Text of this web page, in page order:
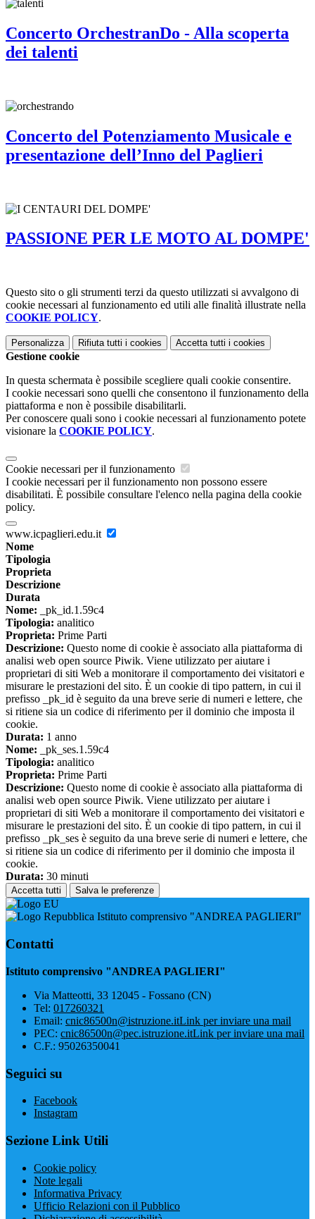
Concerto OrchestranDo - Alla scoperta
dei talenti
Concerto del Potenziamento Musicale e
presentazione dell’Inno del Paglieri
PASSIONE PER LE MOTO AL DOMPE'
Questo sito o gli strumenti terzi da questo utilizzati si avvalgono di
cookie necessari al funzionamento ed utili alle finalità illustrate nella
COOKIE POLICY.
Personalizza Rifiuta tutti i cookies Accetta tutti i cookies
Gestione cookie
In questa schermata è possibile scegliere quali cookie consentire.
I cookie necessari sono quelli che consentono il funzionamento della
piattaforma e non è possibile disabilitarli.
Per conoscere quali sono i cookie necessari al funzionamento potete
visionare la COOKIE POLICY.
Cookie necessari per il funzionamento
I cookie necessari per il funzionamento non possono essere
disabilitati. È possibile consultare l'elenco nella pagina della cookie
policy.
www.icpaglieri.edu.it
Nome
Tipologia
Proprieta
Descrizione
Durata
Nome: _pk_id.1.59c4
Tipologia: analitico
Proprieta: Prime Parti
Descrizione: Questo nome di cookie è associato alla piattaforma di
analisi web open source Piwik. Viene utilizzato per aiutare i
proprietari di siti Web a monitorare il comportamento dei visitatori e
misurare le prestazioni del sito. È un cookie di tipo pattern, in cui il
prefisso _pk_id è seguito da una breve serie di numeri e lettere, che
si ritiene sia un codice di riferimento per il dominio che imposta il
cookie.
Durata: 1 anno
Nome: _pk_ses.1.59c4
Tipologia: analitico
Proprieta: Prime Parti
Descrizione: Questo nome di cookie è associato alla piattaforma di
analisi web open source Piwik. Viene utilizzato per aiutare i
proprietari di siti Web a monitorare il comportamento dei visitatori e
misurare le prestazioni del sito. È un cookie di tipo pattern, in cui il
prefisso _pk_ses è seguito da una breve serie di numeri e lettere, che
si ritiene sia un codice di riferimento per il dominio che imposta il
cookie.
Durata: 30 minuti
Accetta tutti Salva le preferenze
Istituto comprensivo "ANDREA PAGLIERI"
Contatti
Istituto comprensivo "ANDREA PAGLIERI"
Via Matteotti, 33 12045 - Fossano (CN)
Tel: 017260321
Email: cnic86500n@istruzione.itLink per inviare una mail
PEC: cnic86500n@pec.istruzione.itLink per inviare una mail
C.F.: 95026350041
Seguici su
Facebook
Instagram
Sezione Link Utili
Cookie policy
Note legali
Informativa Privacy
Ufficio Relazioni con il Pubblico